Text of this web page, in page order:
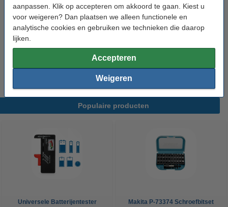
aanpassen. Klik op accepteren om akkoord te gaan. Kiest u
voor weigeren? Dan plaatsen we alleen functionele en
analytische cookies en gebruiken we technieken die daarop
lijken.
Accepteren
Weigeren
Bekijk de specificaties en beschrijving
Direct leverbaar
Morgen in huis
€ 3,95
€ 3,56 Bestellen
Populaire producten
Universele Batterijentester
Makita P-73374 Schroefbitset